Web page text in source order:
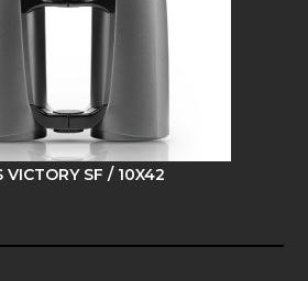
VICTORY SF / 10X42